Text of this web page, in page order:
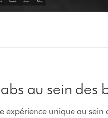
au sein des
expérience unique au